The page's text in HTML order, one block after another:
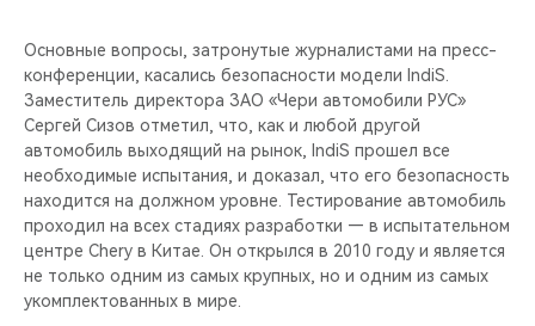
ВИДЕООБЗОРЫ
CHERY ДЛЯ ДЕТЕЙ
Основные вопросы, затронутые журналистами на пресс-
конференции, касались безопасности модели IndiS.
Заместитель директора ЗАО «Чери автомобили РУС»
Сергей Сизов отметил, что, как и любой другой
автомобиль выходящий на рынок, IndiS прошел все
необходимые испытания, и доказал, что его безопасность
находится на должном уровне. Тестирование автомобиль
проходил на всех стадиях разработки — в испытательном
центре Chery в Китае. Он открылся в 2010 году и является
не только одним из самых крупных, но и одним из самых
укомплектованных в мире.